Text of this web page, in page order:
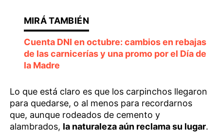
Cuenta DNI en octubre: cambios en rebajas
de las carnicerías y una promo por el Día de
la Madre
Lo que está claro es que los carpinchos llegaron
para quedarse, o al menos para recordarnos
que, aunque rodeados de cemento y
alambrados, la naturaleza aún reclama su lugar.